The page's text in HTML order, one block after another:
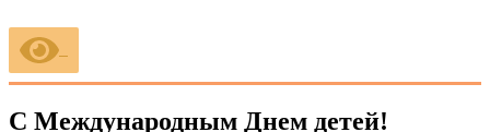
С Международным Днем детей!